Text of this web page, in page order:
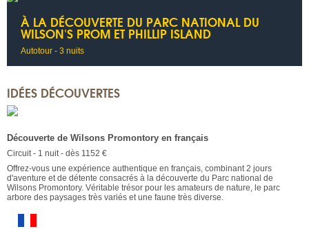
À LA DÉCOUVERTE DU PARC NATIONAL DU
WILSON'S PROM ET PHILLIP ISLAND
Autotour - 3 nuits
IDÉES DÉCOUVERTES
Découverte de Wilsons Promontory en français
Circuit - 1 nuit - dès 1152 €
Offrez-vous une expérience authentique en français, combinant 2 jours
d'aventure et de détente consacrés à la découverte du Parc national de
Wilsons Promontory. Véritable trésor pour les amateurs de nature, le parc
arbore des paysages très variés et une faune très diverse.